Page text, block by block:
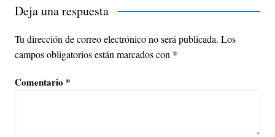
Deja una respuesta
Tu dirección de correo electrónico no será publicada. Los
campos obligatorios están marcados con *
Comentario *